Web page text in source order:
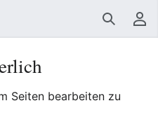
Suchen
Seiten bearbeiten zu